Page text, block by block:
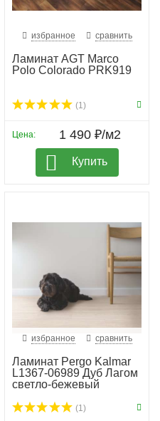
избранное сравнить
Ламинат AGT Marco
Polo Colorado PRK919
(1)
Цена: 1 490 ₽/м2
Купить
избранное сравнить
Ламинат Pergo Kalmar
L1367-06989 Дуб Лагом
светло-бежевый
(1)